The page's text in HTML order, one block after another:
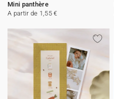
Mini panthère
A partir de 1,55 €